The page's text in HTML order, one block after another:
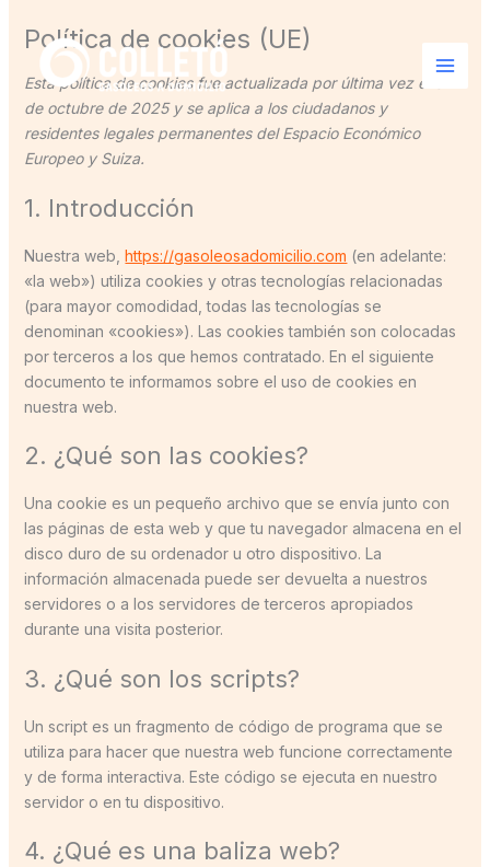
contenido
Política de cookies (UE)
Esta política de cookies fue actualizada por última vez el 8
de octubre de 2025 y se aplica a los ciudadanos y
residentes legales permanentes del Espacio Económico
Europeo y Suiza.
1. Introducción
Nuestra web,https://gasoleosadomicilio.com (en adelante:
«la web») utiliza cookies y otras tecnologías relacionadas
(para mayor comodidad, todas las tecnologías se
denominan «cookies»). Las cookies también son colocadas
por terceros a los que hemos contratado. En el siguiente
documento te informamos sobre el uso de cookies en
nuestra web.
2. ¿Qué son las cookies?
Una cookie es un pequeño archivo que se envía junto con
las páginas de esta web y que tu navegador almacena en el
disco duro de su ordenador u otro dispositivo. La
información almacenada puede ser devuelta a nuestros
servidores o a los servidores de terceros apropiados
durante una visita posterior.
3. ¿Qué son los scripts?
Un script es un fragmento de código de programa que se
utiliza para hacer que nuestra web funcione correctamente
y de forma interactiva. Este código se ejecuta en nuestro
servidor o en tu dispositivo.
4. ¿Qué es una baliza web?
service
wordpress
service
elementor
service
google-
service
gdpr-
consent
service
wordfence
service
complianz
service
google-
service
google-
service
facebook
service
varios